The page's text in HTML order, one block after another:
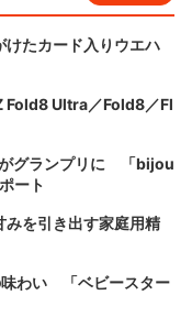
けたカード入りウエハ
Fold8 Ultra／Fold8／Fl
がグランプリに 「bijou
ート
を引き出す家庭用精
味わい 「ベビースター